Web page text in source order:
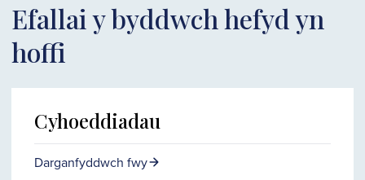
Efallai y byddwch hefyd yn
hoffi
Cyhoeddiadau
Darganfyddwch fwy